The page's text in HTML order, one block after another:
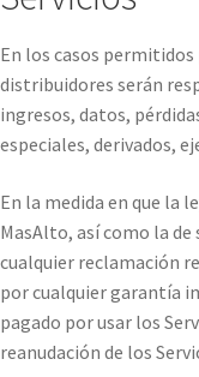
En los casos
distribuidores serán
ingresos, datos,
especiales, derivados,
En la medida en que la
MasAlto, así como la
cualquier reclamación
por cualquier garantía
pagado por usar los
reanudación de los